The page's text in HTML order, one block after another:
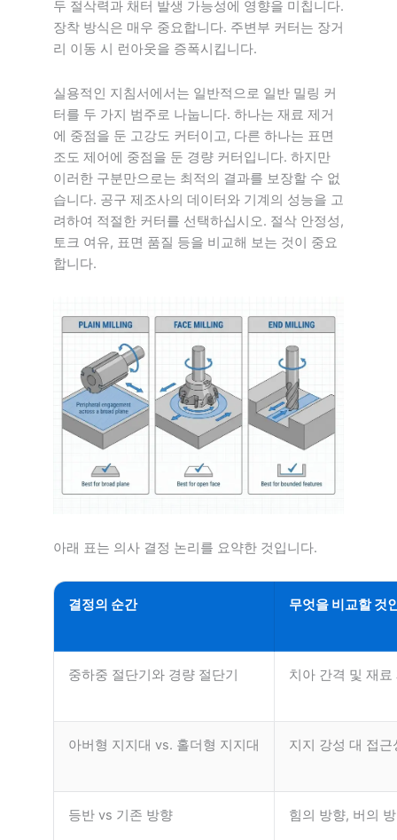
두 절삭력과 채터 발생 가능성에 영향을 미칩니다.
장착 방식은 매우 중요합니다. 주변부 커터는 장거
리 이동 시 런아웃을 증폭시킵니다.
실용적인 지침서에서는 일반적으로 일반 밀링 커
터를 두 가지 범주로 나눕니다. 하나는 재료 제거
에 중점을 둔 고강도 커터이고, 다른 하나는 표면
조도 제어에 중점을 둔 경량 커터입니다. 하지만
이러한 구분만으로는 최적의 결과를 보장할 수 없
습니다. 공구 제조사의 데이터와 기계의 성능을 고
려하여 적절한 커터를 선택하십시오. 절삭 안정성,
토크 여유, 표면 품질 등을 비교해 보는 것이 중요
합니다.
아래 표는 의사 결정 논리를 요약한 것입니다.
결정의 순간 무엇을 비교할 것
중하중 절단기와 경량 절단기 치아 간격 및 재
아버형 지지대 vs. 홀더형 지지대 지지 강성 대 접
등반 vs 기존 방향 힘의 방향, 버의